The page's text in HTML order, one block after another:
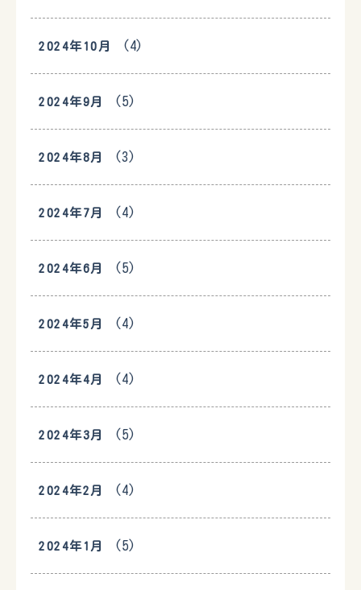
2024年10月 (4)
2024年9月 (5)
2024年8月 (3)
2024年7月 (4)
2024年6月 (5)
2024年5月 (4)
2024年4月 (4)
2024年3月 (5)
2024年2月 (4)
2024年1月 (5)